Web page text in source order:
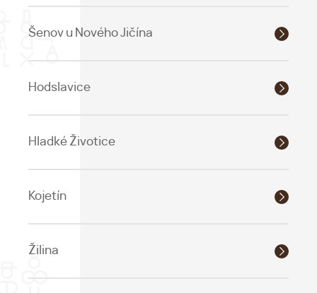
Šenov u Nového Jičína
Hodslavice
Hladké Životice
Kojetín
Žilina